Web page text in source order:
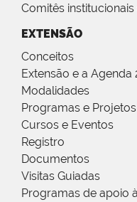
Comitês
EXTENSÃO
Conceitos
Extensão e a Agenda
Modalidades
Programas e Projetos
Cursos e Eventos
Registro
Documentos
Visitas Guiadas
Programas de apoio